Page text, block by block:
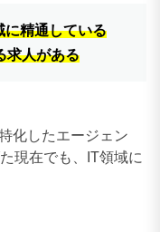
に精通している
求人がある
化したエージェン
現在でも、IT領域に